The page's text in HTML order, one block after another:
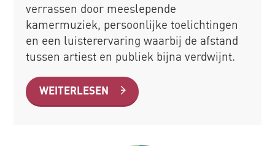
verrassen door meeslepende
kamermuziek, persoonlijke toelichtingen
en een luisterervaring waarbij de afstand
tussen artiest en publiek bijna verdwijnt.
WEITERLESEN